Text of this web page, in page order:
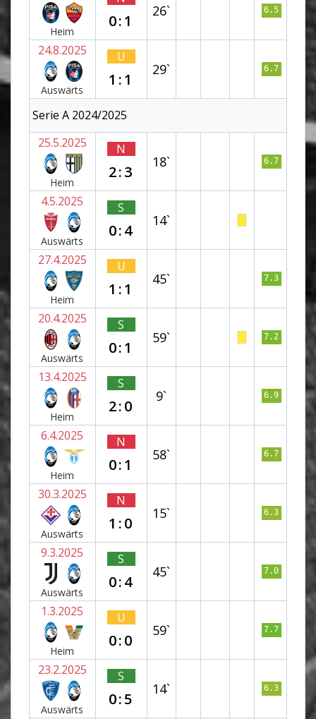
Heim
0:1
26` 6.5
24.8.2025
Auswärts
U
1:1
29` 6.7
Serie A 2024/2025
25.5.2025
Heim
N
2:3
18` 6.7
4.5.2025
Auswärts
S
0:4
14`
27.4.2025
Heim
U
1:1
45` 7.3
20.4.2025
Auswärts
S
0:1
59` 7.2
13.4.2025
Heim
S
2:0
9` 6.9
6.4.2025
Heim
N
0:1
58` 6.7
30.3.2025
Auswärts
N
1:0
15` 6.3
9.3.2025
Auswärts
S
0:4
45` 7.0
1.3.2025
Heim
U
0:0
59` 7.7
23.2.2025
Auswärts
S
0:5
14` 6.3